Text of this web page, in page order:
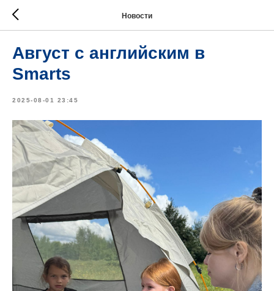
Новости
Август с английским в
Smarts
2025-08-01 23:45